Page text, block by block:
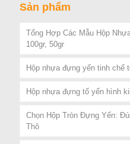
Sản phẩm
Tổng Hợp Các Mẫu Hộp
100gr, 50gr
Hộp nhựa đựng yến tinh chế
Hộp nhựa đựng tổ yến hình
Chọn Hộp Tròn Đựng Yến:
Thô